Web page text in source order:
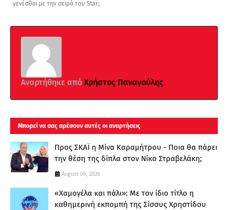
γενέσθαι με την σειρά του Star;
Αναρτήθηκε από Χρήστος Παναγούλης
Μπορεί να σας αρέσουν αυτές οι αναρτήσεις
Προς ΣΚΑΪ η Μίνα Καραμήτρου - Ποια θα πάρει
την θέση της δίπλα στον Νίκο Στραβελάκη;
August 06, 2026
«Χαμογέλα και πάλι»: Με τον ίδιο τίτλο η
καθημερινή εκπομπή της Σίσσυς Χρηστίδου